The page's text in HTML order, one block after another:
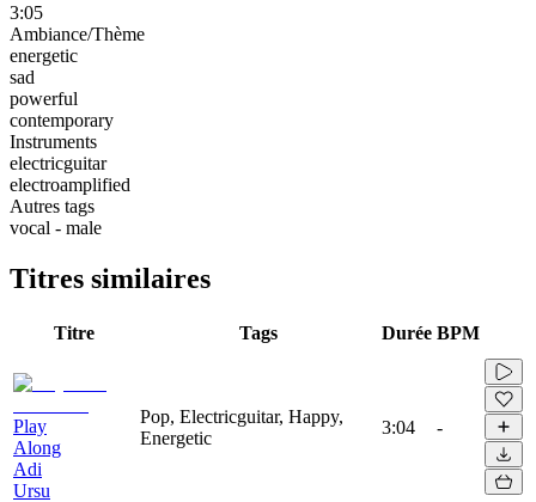
3:05
Ambiance/Thème
energetic
sad
powerful
contemporary
Instruments
electricguitar
electroamplified
Autres tags
vocal - male
Titres similaires
Titre Tags Durée BPM
Play
Along
Adi
Ursu
Pop, Electricguitar, Happy,
Energetic
3:04 -